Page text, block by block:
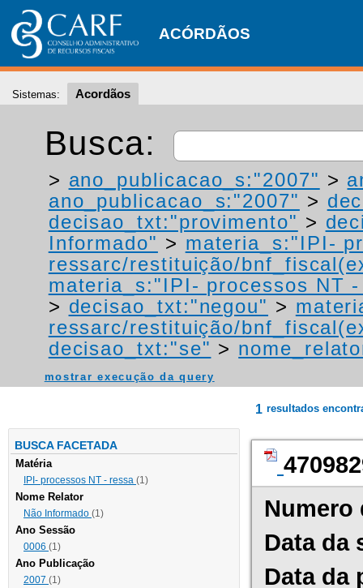
ACÓRDÃOS
Sistemas: Acordãos
Busca:
> ano_publicacao_s:"2007" >
ano_publicacao_s:"2007" >
decisao_txt:"provimento" >
Informado" > materia_s:"IPI-
ressarc/restituição/
materia_s:"IPI- processos NT
> decisao_txt:"negou" >
ressarc/restituição/
decisao_txt:"se" >
mostrar execução da query
BUSCA FACETADA
Matéria
IPI- processos NT - ressa (1)
Nome Relator
Não Informado (1)
Ano Sessão
0006 (1)
Ano Publicação
2007 (1)
1 resultados
Numero
Data da
Data da